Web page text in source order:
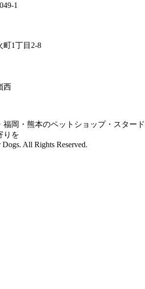
1
町1丁目2-8
西
岡・熊本のペットショップ・スタード
りを
All Rights Reserved.